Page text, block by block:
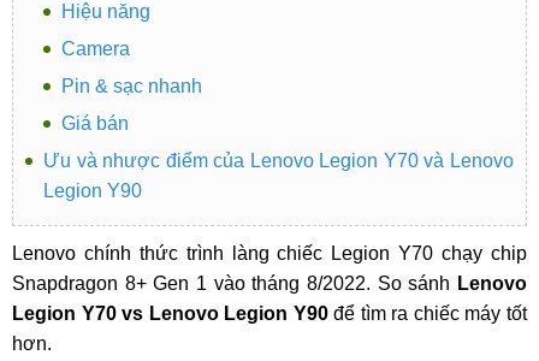
Hiệu năng
Camera
Pin & sạc nhanh
Giá bán
Ưu và nhược điểm của Lenovo Legion Y70 và Lenovo
Legion Y90
Lenovo chính thức trình làng chiếc Legion Y70 chạy chip
Snapdragon 8+ Gen 1 vào tháng 8/2022. So sánh Lenovo
Legion Y70 vs Lenovo Legion Y90để tìm ra chiếc máy tốt
hơn.